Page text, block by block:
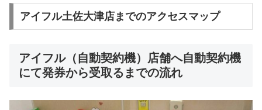
アイフル土佐大津店までのアクセスマップ
アイフル（自動契約機）店舗へ自動契約機
にて発券から受取るまでの流れ